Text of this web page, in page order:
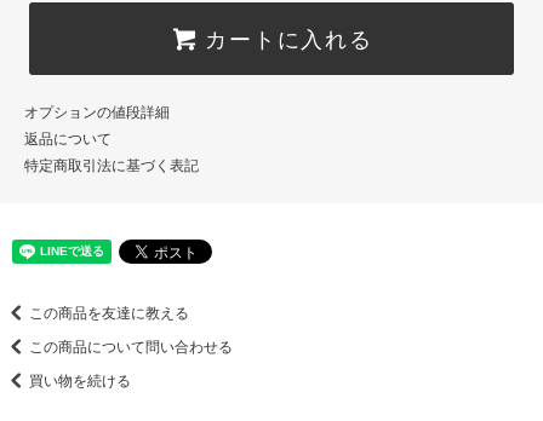
カートに入れる
オプションの値段詳細
返品について
特定商取引法に基づく表記
この商品を友達に教える
この商品について問い合わせる
買い物を続ける